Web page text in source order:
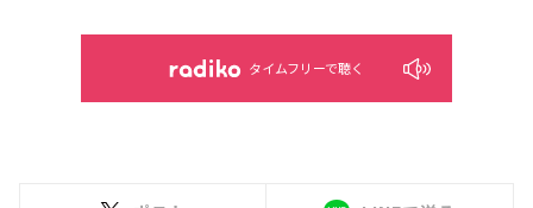
タイムフリーで聴く